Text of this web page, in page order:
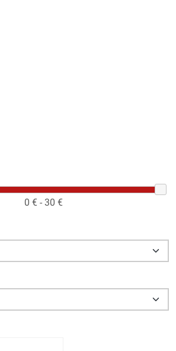
0 € - 30 €